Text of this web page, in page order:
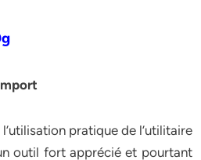
pratique de l’utilitaire
outil fort apprécié et pourtant